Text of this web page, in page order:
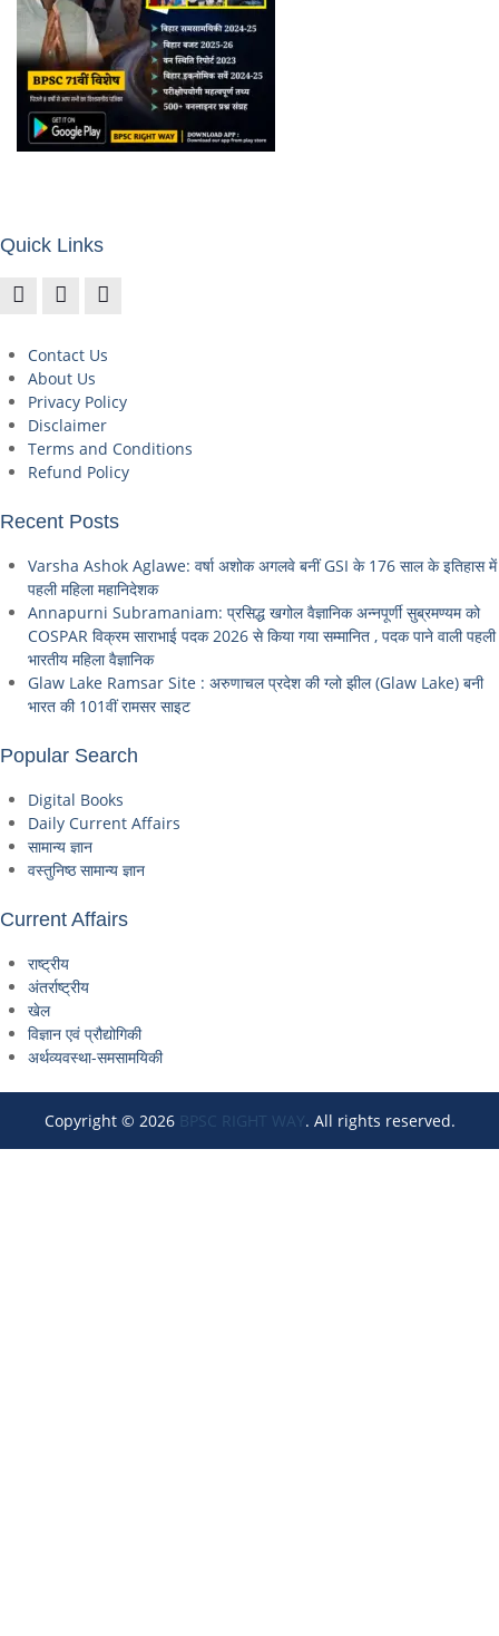
Quick Links
Contact Us
About Us
Privacy Policy
Disclaimer
Terms and Conditions
Refund Policy
Recent Posts
Varsha Ashok Aglawe: वर्षा अशोक अगलवे बनीं GSI के 176 साल के इतिहास में
पहली महिला महानिदेशक
Annapurni Subramaniam: प्रसिद्ध खगोल वैज्ञानिक अन्नपूर्णी सुब्रमण्यम को
COSPAR विक्रम साराभाई पदक 2026 से किया गया सम्मानित , पदक पाने वाली पहली
भारतीय महिला वैज्ञानिक
Glaw Lake Ramsar Site : अरुणाचल प्रदेश की ग्लो झील (Glaw Lake) बनी
भारत की 101वीं रामसर साइट
Popular Search
Digital Books
Daily Current Affairs
सामान्य ज्ञान
वस्तुनिष्ठ सामान्य ज्ञान
Current Affairs
राष्ट्रीय
अंतर्राष्ट्रीय
खेल
विज्ञान एवं प्रौद्योगिकी
अर्थव्यवस्था-समसामयिकी
Copyright © 2026 BPSC RIGHT WAY . All rights reserved.